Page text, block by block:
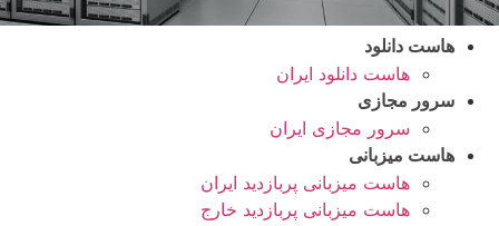
هاست دانلود
هاست دانلود ایران
سرور مجازی
سرور مجازی ایران
هاست میزبانی
هاست میزبانی پربازدید ایران
هاست میزبانی پربازدید خارج